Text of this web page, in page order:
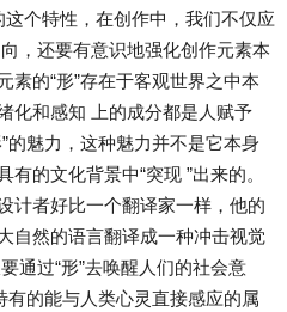
特性，在创作中，我们不仅应
，还要有意识地强化创作元素本
素的“形”存在于客观世界之中本
化和感知 上的成分都是人赋予
的魅力，这种魅力并不是它本身
的文化背景中“突现 ”出来的。
计者好比一个翻译家一样，他的
自然的语言翻译成一种冲击视觉
通过“形”去唤醒人们的社会意
有的能与人类心灵直接感应的属